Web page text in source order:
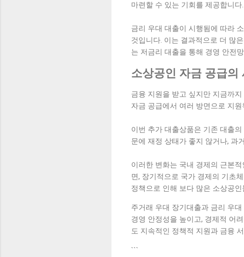
마련할 수 있는 기회를 제공합니다.
금리 우대 대출이 시행됨에 따라
것입니다. 이는 결과적으로 더 많
는 저금리 대출을 통해 경영 안전
소상공인 자금 공급의
금융 지원을 받고 싶지만 지금까
자금 공급에서 여러 방면으로 지
이번 추가 대출상품은 기존 대출
문에 재정 상태가 좋지 않거나, 과
이러한 변화는 국내 경제의 근본
면, 장기적으로 국가 경제의 기초
정책으로 인해 보다 많은 소상공
주거래 우대 장기대출과 금리 우
경영 안정성을 높이고, 경제적 어
도 지속적인 정책적 지원과 금융
```